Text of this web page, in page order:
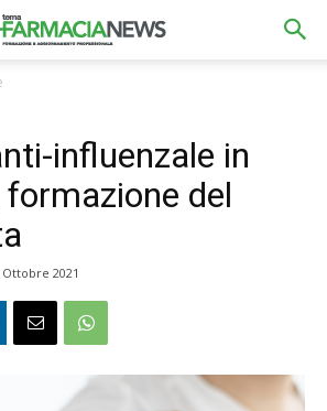
influenzale in
del
Ottobre 2021